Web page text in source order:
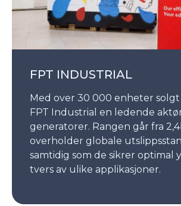
FPT INDUSTRIAL
Med over 30 000 enheter solgt
FPT Industrial en ledende
generatorer. Rangen går fra
overholder globale
samtidig som de sikrer optimal
tvers av ulike applikasjoner.